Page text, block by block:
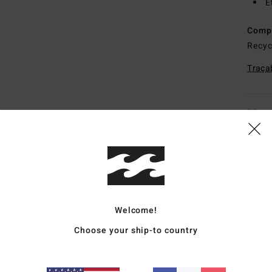
Note moyenne
4.7
Welcome!
Choose your ship-to country